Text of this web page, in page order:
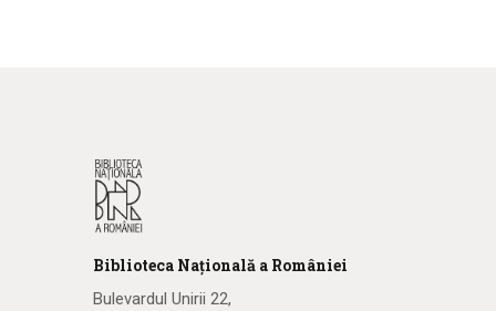
Biblioteca Națională a României
Bulevardul Unirii 22,